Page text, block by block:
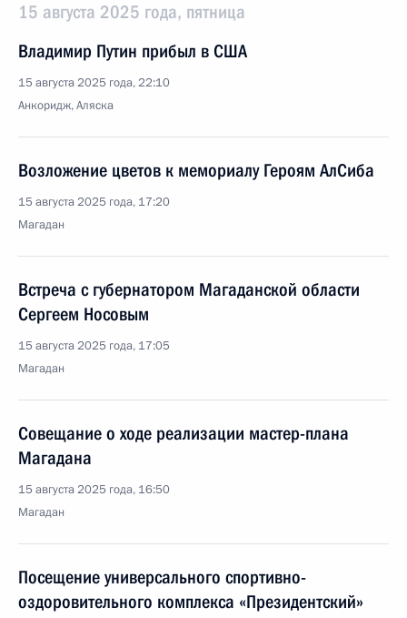
15 августа 2025 года, пятница
Владимир Путин прибыл в США
15 августа 2025 года, 22:10
Анкоридж, Аляска
Возложение цветов к мемориалу Героям АлСиба
15 августа 2025 года, 17:20
Магадан
Встреча с губернатором Магаданской области
Сергеем Носовым
15 августа 2025 года, 17:05
Магадан
Совещание о ходе реализации мастер-плана
Магадана
15 августа 2025 года, 16:50
Магадан
Посещение универсального спортивно-
оздоровительного комплекса «Президентский»